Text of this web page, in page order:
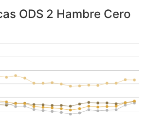
ODS 2 Hambre Cero